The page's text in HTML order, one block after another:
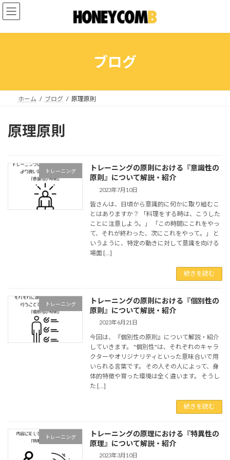
コ
ン
ン
ナ
ビ
ー
ブログ
ホーム ブログ 原理原則
原理原則
トレーニング
トレーニングの原則における『意識性の
原則』について解説・紹介
2023年7月10日
皆さんは、日頃から意識的に何かに取り組むこ
とはありますか？ 「料理をする時は、こうした
ことに注意しよう。」 「この時間にこれをやっ
て、それが終わった、次にこれをやって。」 と
いうように、特定の動きに対して意識を向ける
場面 […]
続きを読む
トレーニング
トレーニングの原則における『個別性の
原則』について解説・紹介
2023年6月21日
今回は、『個別性の原則』について解説・紹介
していきます。 "個別性"は、それぞれのキャラ
クターやオリジナリティといった意味合いで用
いられる言葉です。 その人その人によって、身
体的特徴や育った環境は全く違います。 そうし
た […]
続きを読む
トレーニング
トレーニングの原理における『特異性の
原理』について解説・紹介
2023年3月10日